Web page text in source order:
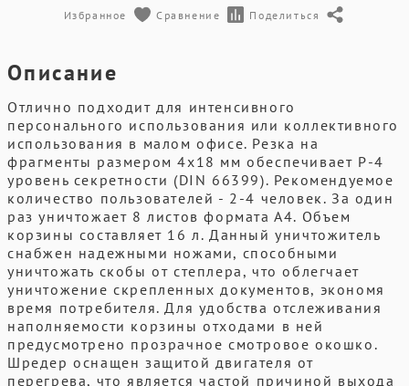
Избранное Сравнение Поделиться
Описание
Отлично подходит для интенсивного
персонального использования или коллективного
использования в малом офисе. Резка на
фрагменты размером 4х18 мм обеспечивает P-4
уровень секретности (DIN 66399). Рекомендуемое
количество пользователей - 2-4 человек. За один
раз уничтожает 8 листов формата А4. Объем
корзины составляет 16 л. Данный уничтожитель
снабжен надежными ножами, способными
уничтожать скобы от степлера, что облегчает
уничтожение скрепленных документов, экономя
время потребителя. Для удобства отслеживания
наполняемости корзины отходами в ней
предусмотрено прозрачное смотровое окошко.
Шредер оснащен защитой двигателя от
перегрева, что является частой причиной выхода